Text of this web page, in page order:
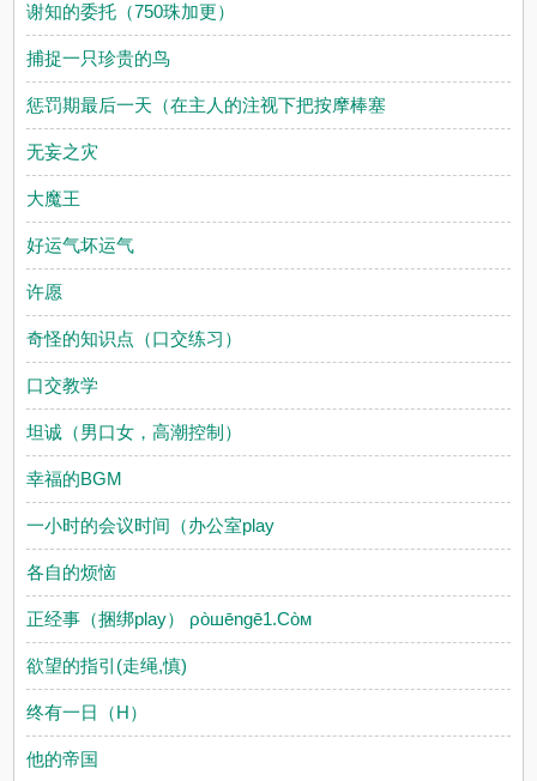
谢知的委托（750珠加更）
捕捉一只珍贵的鸟
惩罚期最后一天（在主人的注视下把按摩棒塞
无妄之灾
大魔王
好运气坏运气
许愿
奇怪的知识点（口交练习）
口交教学
坦诚（男口女，高潮控制）
幸福的BGM
一小时的会议时间（办公室play
各自的烦恼
正经事（捆绑play） ρòшēngē1.Còм
欲望的指引(走绳,慎)
终有一日（H）
他的帝国